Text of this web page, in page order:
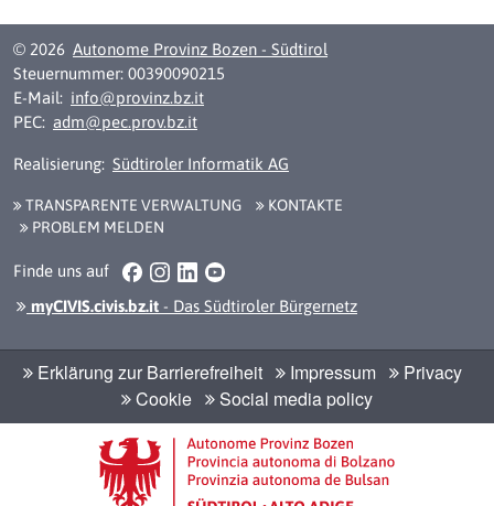
© 2026 Autonome Provinz Bozen - Südtirol
Steuernummer: 00390090215
E-Mail: info@provinz.bz.it
PEC: adm@pec.prov.bz.it
Realisierung: Südtiroler Informatik AG
TRANSPARENTE VERWALTUNG
KONTAKTE
PROBLEM MELDEN
Finde uns auf Facebook
Instagram
LinkedInYouTube
myCIVIS.civis.bz.it - Das Südtiroler Bürgernetz
Erklärung zur Barrierefreiheit Impressum
Privacy
Cookie
Social media policy